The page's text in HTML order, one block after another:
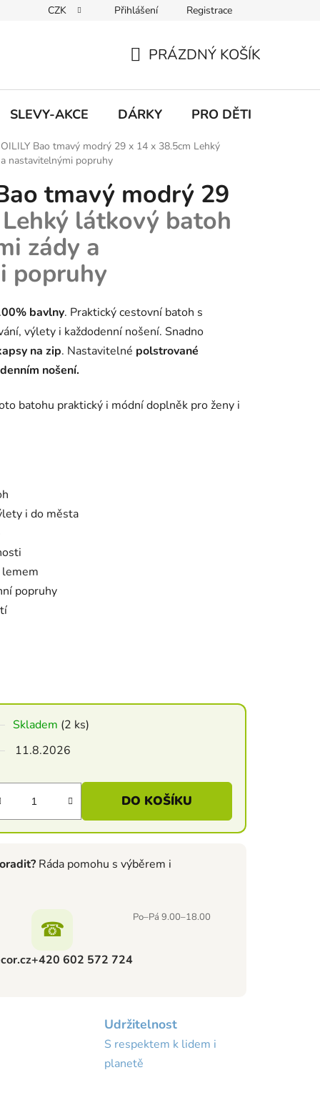
Udržitelnost Inspirace Obchodní podmínky
CZK Přihlášení Registrace
KOŠÍK
PRÁZDNÝ KOŠÍK
SLEVY-AKCE DÁRKY PRO DĚTI
Bao tmavý modrý 29 x 14 x 38.5cm Lehký
nastavitelnými popruhy
tmavý modrý 29
Lehký látkový batoh
zády a
popruhy
bavlny. Praktický cestovní batoh s
výlety i každodenní nošení. Snadno
na zip. Nastavitelné polstrované
nošení.
batohu praktický i módní doplněk pro ženy i
i do města
popruhy
Skladem (2 ks)
11.8.2026
DO KOŠÍKU
Ráda pomohu s výběrem i
☎
+420 602 572 724
Po–Pá 9.00–18.00
Udržitelnost
S respektem k lidem i
planetě